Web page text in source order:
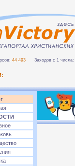
44 493 Заходов с 1 числа: